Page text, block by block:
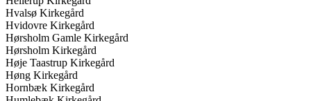
Hvalsø Kirkegård
Hvidovre Kirkegård
Hørsholm Gamle Kirkegård
Hørsholm Kirkegård
Høje Taastrup Kirkegård
Høng Kirkegård
Hornbæk Kirkegård